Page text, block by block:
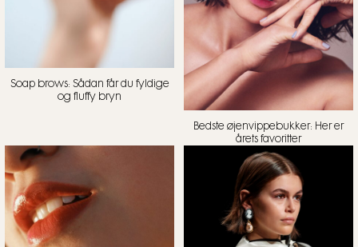
Soap brows: Sådan får du fyldige
og fluffy bryn
Bedste øjenvippebukker: Her er
årets favoritter